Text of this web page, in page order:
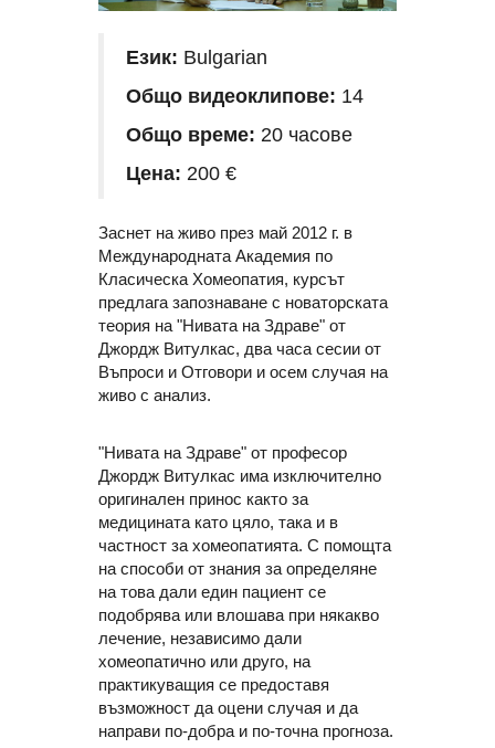
Език: Bulgarian
Общо видеоклипове: 14
Общо време: 20 часове
Цена: 200 €
Заснет на живо през май 2012 г. в
Международната Академия по
Класическа Хомеопатия, курсът
предлага запознаване с новаторската
теория на "Нивата на Здраве" от
Джордж Витулкас, два часа сесии от
Въпроси и Отговори и осем случая на
живо с анализ.
"Нивата на Здраве" от професор
Джордж Витулкас има изключително
оригинален принос както за
медицината като цяло, така и в
частност за хомеопатията. С помощта
на способи от знания за определяне
на това дали един пациент се
подобрява или влошава при някакво
лечение, независимо дали
хомеопатично или друго, на
практикуващия се предоставя
възможност да оцени случая и да
направи по-добра и по-точна прогноза.